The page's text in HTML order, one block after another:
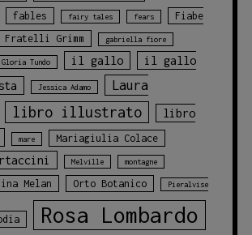
fables fairy tales fears
Fiabe
Fratelli Grimm gabriella fiore
Gloria Tundo il gallo
il gallo
Jessica Adamo
Laura
libro illustrato
libro
mare Mariagiulia Colace
Melville montagne
Melan Orto Botanico Pieralvise
Rosa Lombardo